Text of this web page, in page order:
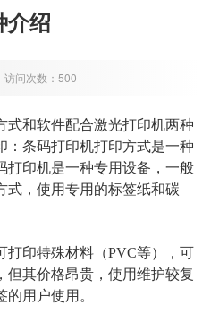
介绍
问次数：500
式和软件配合激光打印机两种
：条码打印机打印方式是一种
打印机是一种专用设备，一般
式，使用专用的标签纸和碳
打印特殊材料（PVC等），可
但其价格昂贵，使用维护较复
用户使用。